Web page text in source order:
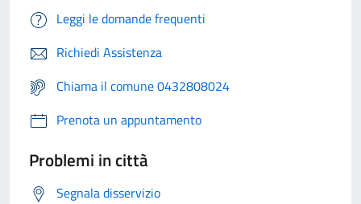
Leggi le domande frequenti
Richiedi Assistenza
Chiama il comune 0432808024
Prenota un appuntamento
Problemi in città
Segnala disservizio